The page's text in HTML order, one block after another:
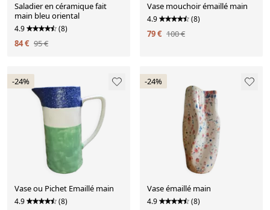
Saladier en céramique fait
main bleu oriental
4.9 (8)
84 € 95 €
Vase mouchoir émaillé main
4.9 (8)
79 € 100 €
-24%
Vase ou Pichet Emaillé main
4.9 (8)
-24%
Vase émaillé main
4.9 (8)